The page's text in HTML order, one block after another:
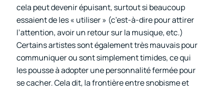
cela peut devenir épuisant, surtout si beaucoup
essaient de les « utiliser » (c’est-à-dire pour attirer
l’attention, avoir un retour sur la musique, etc.)
Certains artistes sont également très mauvais pour
communiquer ou sont simplement timides, ce qui
les pousse à adopter une personnalité fermée pour
se cacher. Cela dit, la frontière entre snobisme et